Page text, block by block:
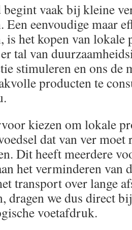
vaak bij kleine
Een eenvoudige maar
is het kopen van lokale
tal van
stimuleren en ons de
producten te
kiezen om lokale
dat van ver moet
Dit heeft meerdere
het verminderen van
transport over lange
dragen we dus direct
voetafdruk.